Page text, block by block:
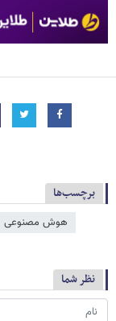
برچسب‌ها
هوش مصنوعی
نظر شما